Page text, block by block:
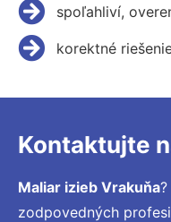
spoľahliví,
korektné
Kontaktujte
Maliar izieb Vrakuňa
zodpovedných